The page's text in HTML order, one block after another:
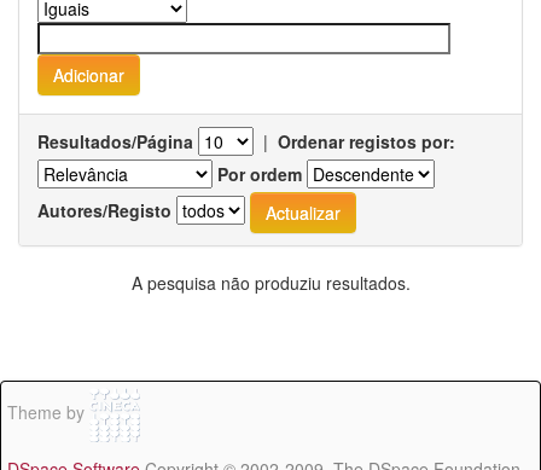
Resultados/Página | Ordenar registos por:
Por ordem
Autores/Registo
A pesquisa não produziu resultados.
Theme by